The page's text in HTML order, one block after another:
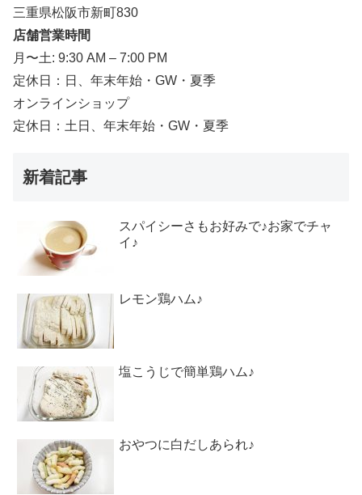
三重県松阪市新町830
店舗営業時間
月〜土: 9:30 AM – 7:00 PM
定休日：日、年末年始・GW・夏季
オンラインショップ
定休日：土日、年末年始・GW・夏季
新着記事
スパイシーさもお好みで♪お家でチャ
イ♪
レモン鶏ハム♪
塩こうじで簡単鶏ハム♪
おやつに白だしあられ♪